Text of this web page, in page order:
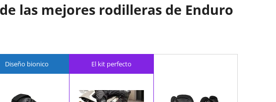
las mejores rodilleras de Enduro
Diseño bionico El kit perfecto